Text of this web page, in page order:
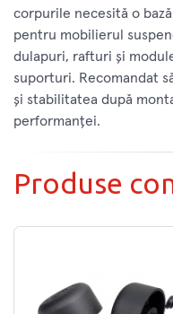
corpurile necesită o
pentru mobilierul
dulapuri, rafturi şi
suporturi. Recomandat
și stabilitatea după
performanței.
Produse